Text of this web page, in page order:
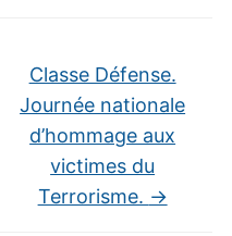
Classe Défense.
Journée nationale
d’hommage aux
victimes du
Terrorisme. →